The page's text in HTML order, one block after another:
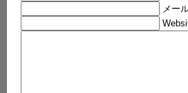
メー